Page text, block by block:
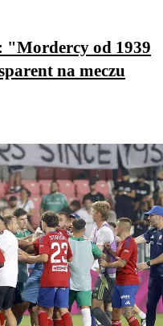
"Mordercy od 1939
na meczu